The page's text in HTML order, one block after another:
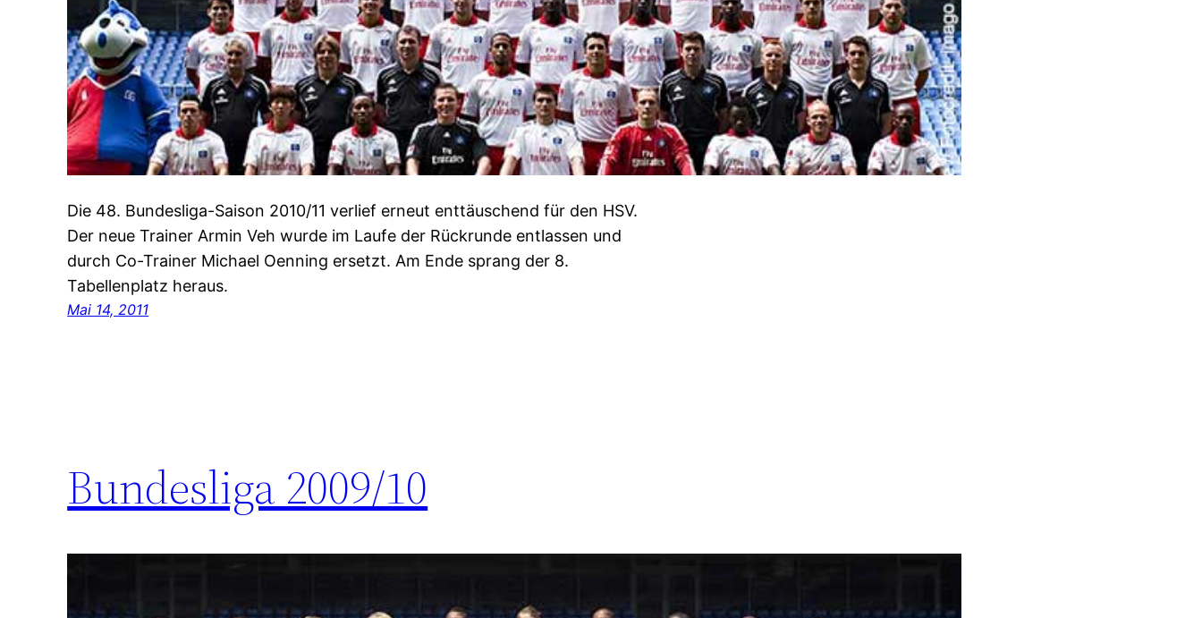
Die 48. Bundesliga-Saison 2010/11 verlief erneut enttäuschend für den HSV.
Der neue Trainer Armin Veh wurde im Laufe der Rückrunde entlassen und
durch Co-Trainer Michael Oenning ersetzt. Am Ende sprang der 8.
Tabellenplatz heraus.
Mai 14, 2011
Bundesliga 2009/10